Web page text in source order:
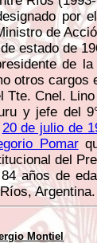
por
de
estado de
de la
otros cargos
Tte. Cnel.
y jefe del
20 de julio de
Pomar
del
años de
Argentina.
Montiel